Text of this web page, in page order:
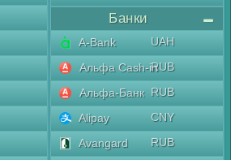
Банки
A-Bank
UAH
Альфа Cash-inRUB
Альфа-Банк RUB
Alipay
CNY
Avangard
RUB